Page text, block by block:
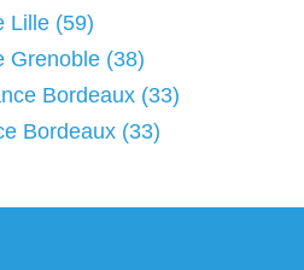
Lille (59)
Grenoble (38)
Bordeaux (33)
Bordeaux (33)